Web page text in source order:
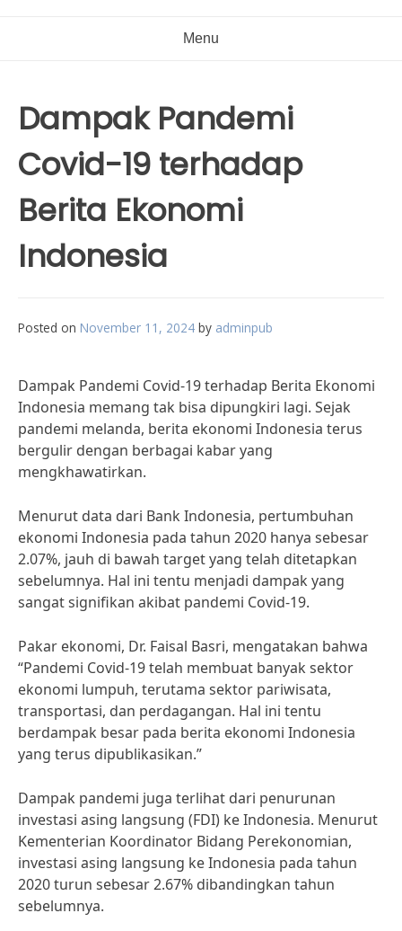
Menu
Dampak Pandemi
Covid-19 terhadap
Berita Ekonomi
Indonesia
Posted on November 11, 2024 by adminpub
Dampak Pandemi Covid-19 terhadap Berita Ekonomi
Indonesia memang tak bisa dipungkiri lagi. Sejak
pandemi melanda, berita ekonomi Indonesia terus
bergulir dengan berbagai kabar yang
mengkhawatirkan.
Menurut data dari Bank Indonesia, pertumbuhan
ekonomi Indonesia pada tahun 2020 hanya sebesar
2.07%, jauh di bawah target yang telah ditetapkan
sebelumnya. Hal ini tentu menjadi dampak yang
sangat signifikan akibat pandemi Covid-19.
Pakar ekonomi, Dr. Faisal Basri, mengatakan bahwa
“Pandemi Covid-19 telah membuat banyak sektor
ekonomi lumpuh, terutama sektor pariwisata,
transportasi, dan perdagangan. Hal ini tentu
berdampak besar pada berita ekonomi Indonesia
yang terus dipublikasikan.”
Dampak pandemi juga terlihat dari penurunan
investasi asing langsung (FDI) ke Indonesia. Menurut
Kementerian Koordinator Bidang Perekonomian,
investasi asing langsung ke Indonesia pada tahun
2020 turun sebesar 2.67% dibandingkan tahun
sebelumnya.